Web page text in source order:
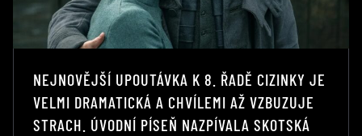
NEJNOVĚJŠÍ UPOUTÁVKA K 8. ŘADĚ CIZINKY JE
VELMI DRAMATICKÁ A CHVÍLEMI AŽ VZBUZUJE
STRACH. ÚVODNÍ PÍSEŇ NAZPÍVALA SKOTSKÁ